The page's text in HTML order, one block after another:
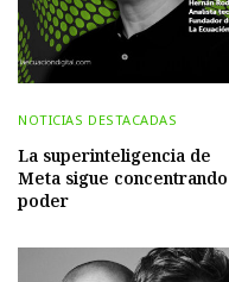
NOTICIAS DESTACADAS
La superinteligencia de
Meta sigue concentrando
poder